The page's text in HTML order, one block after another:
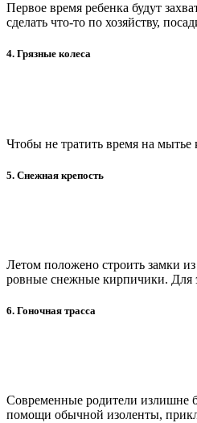
Первое время ребенка будут
сделать что-то по хозяйству,
4. Грязные колеса
Чтобы не тратить время на
5. Снежная крепость
Летом положено строить замки
ровные снежные кирпичики. Для
6. Гоночная трасса
Современные родители излишне
помощи обычной изоленты,